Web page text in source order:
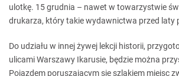
ulotkę. 15 grudnia – nawet w towarzystwie
drukarza, który takie wydawnictwa przed laty
Do udziału w innej żywej lekcji historii,
ulicami Warszawy Ikarusie, będzie można
Pojazdem poruszającym się szlakiem miejsc